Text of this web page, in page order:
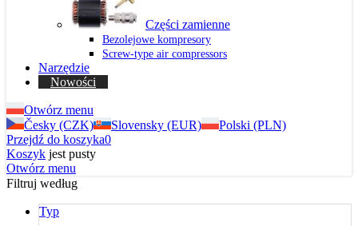
Części zamienne
Bezolejowe kompresory
Screw-type air compressors
Narzędzie
Nowości
Otwórz menu
Česky (CZK)
Slovensky (EUR)
Polski (PLN)
Przejdź do koszyka0
Koszyk jest pusty
Otwórz menu
Filtruj według
Typ